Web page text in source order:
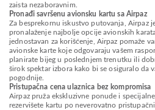
zaista nezaboravnim.
Pronađi savršenu avionsku kartu sa Airpaz
Za besprekornu iskustvo putovanja, Airpaz
pronalaženje najbolje opcije avionskih
jednostavan za korišćenje, Airpaz pomaže
avionske karte koje odgovaraju vašem
planirate bijeg u poslednjem trenutku ili
širok spektar izbora kako bi se osiguralo da
pogodnije.
Pristupačna cena ulaznica bez kompromisa
Airpaz pruža ekskluzivne ponude i
rezervišete kartu po neverovatno